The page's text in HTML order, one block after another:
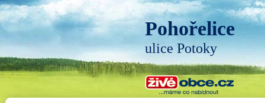
Pohořelice
ulice Potoky